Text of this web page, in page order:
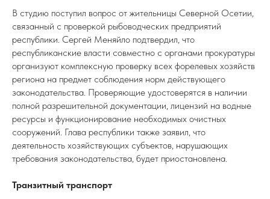
В студию поступил вопрос от жительницы Северной Осетии,
связанный с проверкой рыбоводческих предприятий
республики. Сергей Меняйло подтвердил, что
республиканские власти совместно с органами прокуратуры
организуют комплексную проверку всех форелевых хозяйств
региона на предмет соблюдения норм действующего
законодательства. Проверяющие удостоверятся в наличии
полной разрешительной документации, лицензий на водные
ресурсы и функционирование необходимых очистных
сооружений. Глава республики также заявил, что
деятельность хозяйствующих субъектов, нарушающих
требования законодательства, будет приостановлена.
Транзитный транспорт